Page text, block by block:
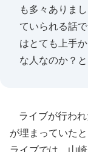
も多々ありま
ていられる話
はとても上手
な人なのか？
ライブが行わ
が埋まっていた
ライブでは、山